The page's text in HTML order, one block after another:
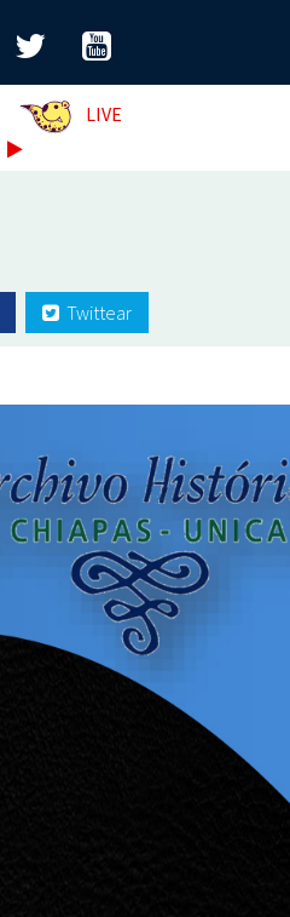
LIVE
Twittear